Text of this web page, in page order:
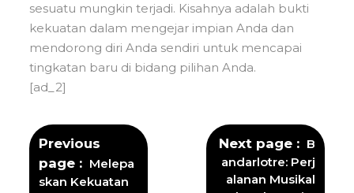
sesuatu mungkin terjadi. Kisahnya adalah bukti
kekuatan dalam mengejar impian Anda dan
mendorong diri Anda sendiri untuk mencapai
tingkatan baru di bidang pilihan Anda.
[ad_2]
Previous
page
Melepa
skan Kekuatan
Next page
B
andarlotre: Perj
alanan Musikal